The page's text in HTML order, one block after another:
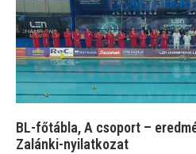
BL-főtábla, A csoport –
Zalánki-nyilatkozat